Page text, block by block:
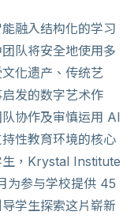
融入结构化的学习
队将安全地使用多
化遗产、传统艺
发的数字艺术作
协作及审慎运用 AI
性教育环境的核心
生，Krystal Institute
为参与学校提供 45
学生探索这片崭新